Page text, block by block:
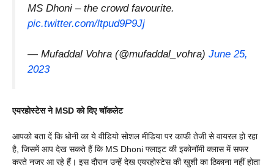
MS Dhoni – the crowd favourite.
pic.twitter.com/ltpud9P9Jj
— Mufaddal Vohra (@mufaddal_vohra) June 25,
2023
एयरहोस्टेस ने MSD को दिए चॉकलेट
आपको बता दें कि धोनी का ये वीडियो सोशल मीडिया पर काफी तेजी से वायरल हो रहा
है, जिसमें आप देख सकते हैं कि MS Dhoni फ्लाइट की इकोनॉमी क्लास में सफर
करते नजर आ रहे हैं। इस दौरान उन्हें देख एयरहोस्टेस की खुशी का ठिकाना नहीं होता